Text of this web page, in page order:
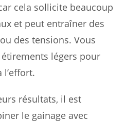
cela sollicite beaucoup
et peut entraîner des
des tensions. Vous
légers pour
résultats, il est
le gainage avec